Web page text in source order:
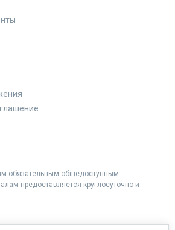
обязательным общедоступным
предоставляется круглосуточно и